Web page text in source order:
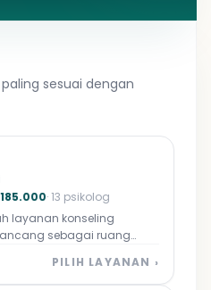
sesuai dengan
· 13 psikolog
layanan konseling
sebagai ruang
dan merumuskan arah
Didampingi
PILIH LAYANAN ›